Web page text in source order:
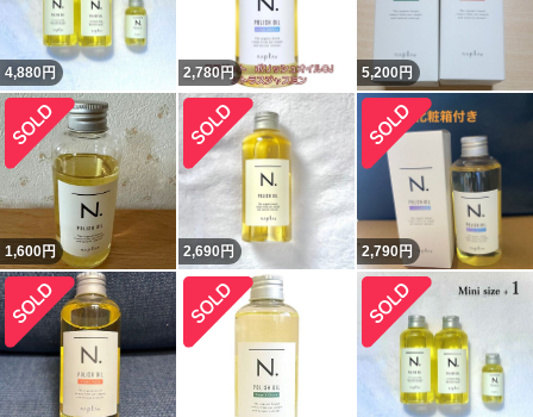
4,880円 2,780円 5,200円
1,600円 2,690円 2,790円